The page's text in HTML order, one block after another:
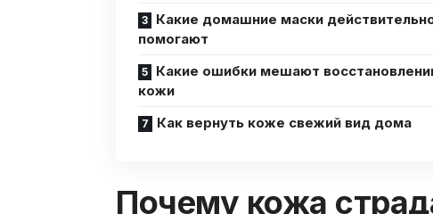
Какие домашние маски
помогают
Какие ошибки мешают
кожи
Как вернуть коже свежий вид дома
Почему кожа